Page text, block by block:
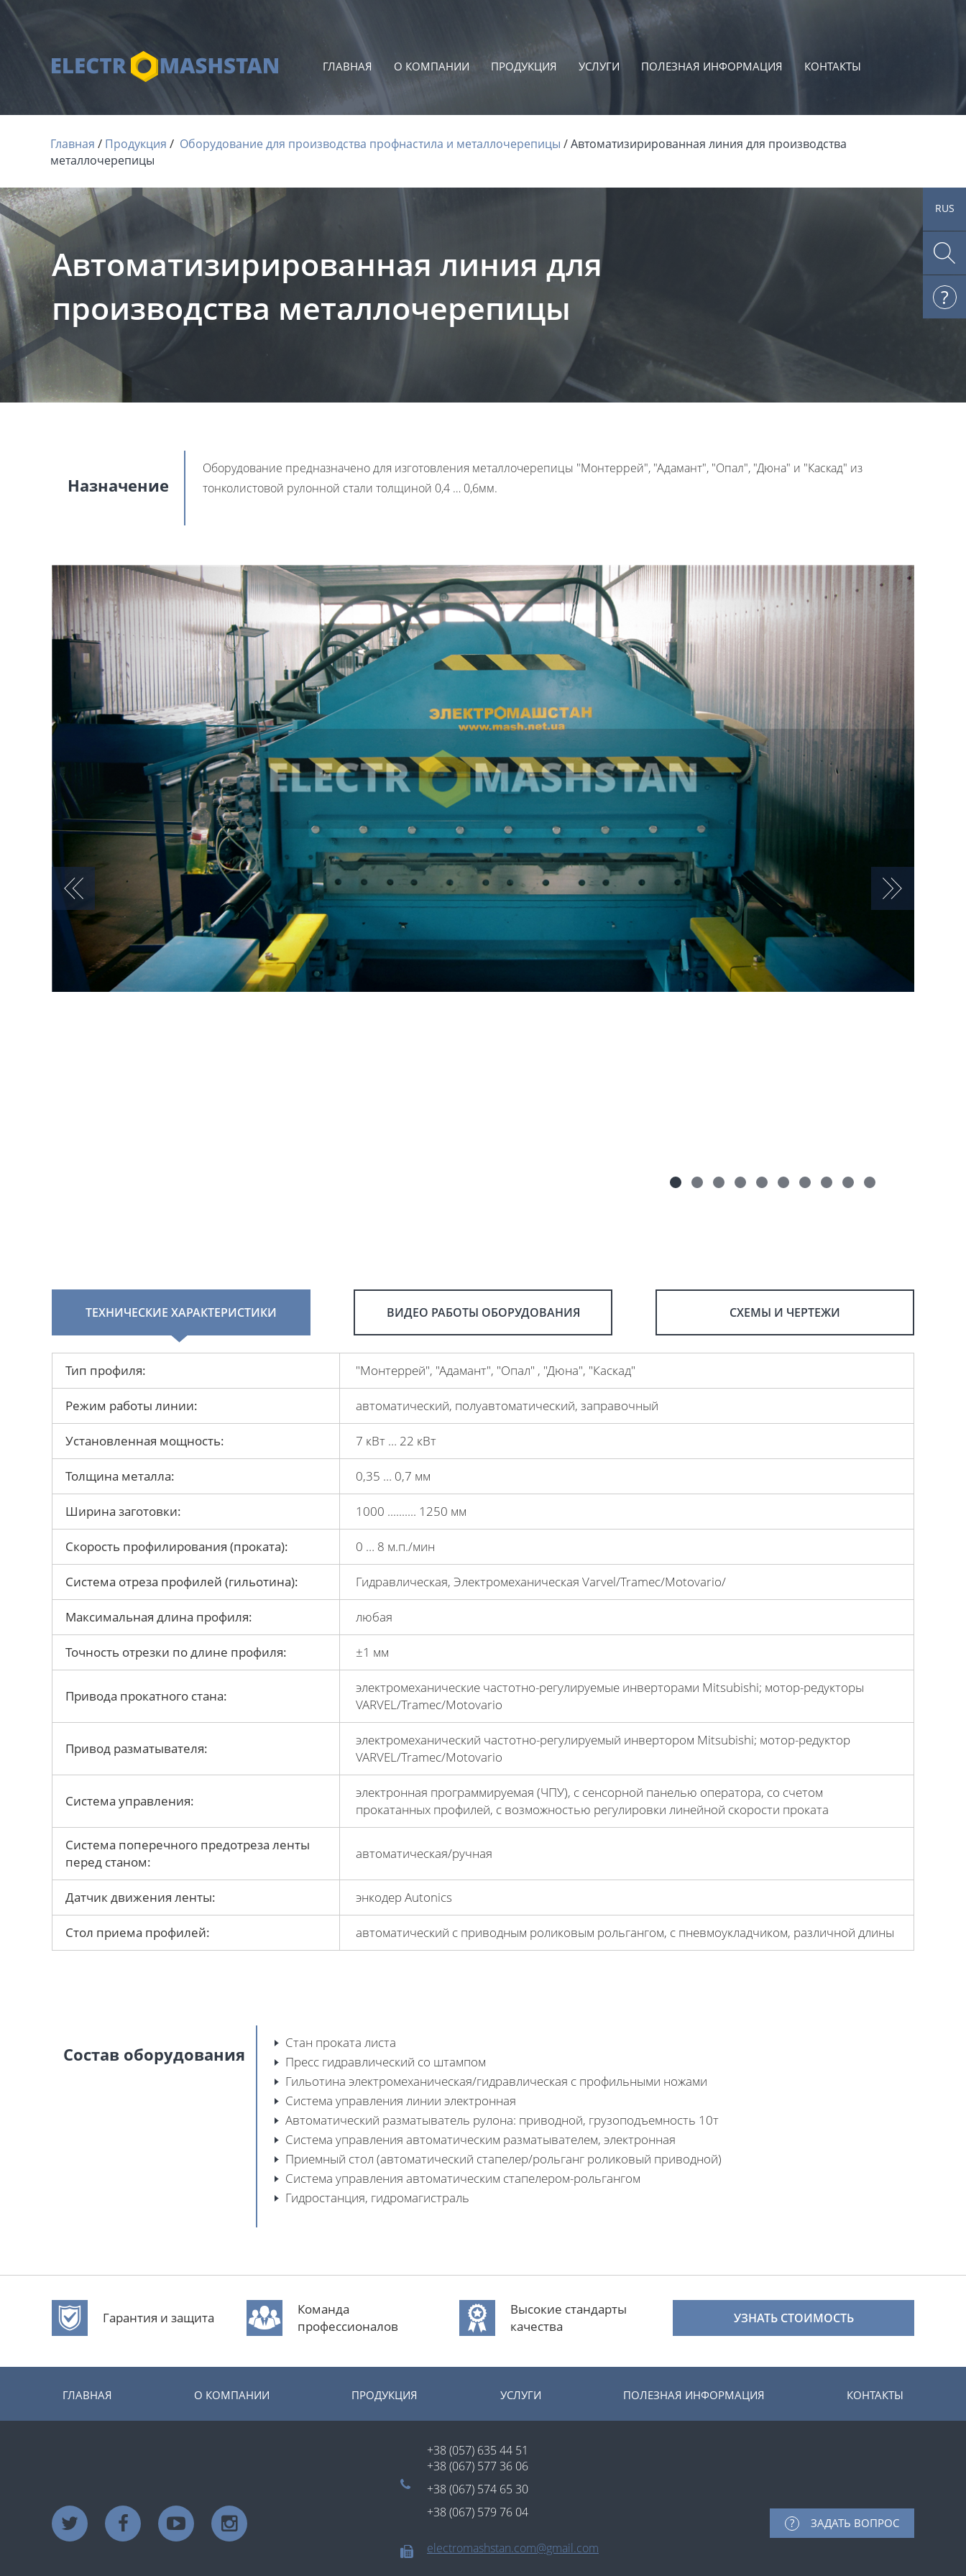
RUS
ГЛАВНАЯ О КОМПАНИИ ПРОДУКЦИЯ УСЛУГИ ПОЛЕЗНАЯ ИНФОРМАЦИЯ КОНТАКТЫ
Главная / Продукция / Оборудование для производства профнастила и металлочерепицы
Автоматизирированная линия для производства
металлочерепицы
Автоматизирированная линия для
производства металлочерепицы
Назначение
Оборудование предназначено для изготовления металлочерепицы "Монтеррей", "Адамант", "Опал", "Дюна" и "Каскад" из
тонколистовой рулонной стали толщиной 0,4 … 0,6мм.
ТЕХНИЧЕСКИЕ ХАРАКТЕРИСТИКИ ВИДЕО РАБОТЫ ОБОРУДОВАНИЯ СХЕМЫ И ЧЕРТЕЖИ
Тип профиля: "Монтеррей", "Адамант", "Опал" , "Дюна", "Каскад"
Режим работы линии: автоматический, полуавтоматический, заправочный
Установленная мощность: 7 кВт … 22 кВт
Толщина металла: 0,35 … 0,7 мм
Ширина заготовки: 1000 .......... 1250 мм
Скорость профилирования (проката): 0 … 8 м.п./мин
Система отреза профилей (гильотина): Гидравлическая, Электромеханическая Varvel/Tramec/Motovario/
Максимальная длина профиля: любая
Точность отрезки по длине профиля: ±1 мм
Привода прокатного стана:
электромеханические частотно-регулируемые инверторами Mitsubishi; мотор-редукторы
VARVEL/Tramec/Motovario
Привод разматывателя:
электромеханический частотно-регулируемый инвертором Mitsubishi; мотор-редуктор
VARVEL/Tramec/Motovario
Система управления:
электронная программируемая (ЧПУ), с сенсорной панелью оператора, со счетом
прокатанных профилей, с возможностью регулировки линейной скорости проката
Система поперечного предотреза ленты
перед станом:
автоматическая/ручная
Датчик движения ленты: энкодер Autonics
Стол приема профилей: автоматический с приводным роликовым рольгангом, с пневмоукладчиком, различной длины
Состав оборудования
Стан проката листа
Пресс гидравлический со штампом
Гильотина электромеханическая/гидравлическая с профильными ножами
Система управления линии электронная
Автоматический разматыватель рулона: приводной, грузоподъемность 10т
Система управления автоматическим разматывателем, электронная
Приемный стол (автоматический стапелер/рольганг роликовый приводной)
Система управления автоматическим стапелером-рольгангом
Гидростанция, гидромагистраль
Гарантия и защита
Команда
профессионалов
Высокие стандарты
качества
УЗНАТЬ СТОИМОСТЬ
ГЛАВНАЯ О КОМПАНИИ ПРОДУКЦИЯ УСЛУГИ ПОЛЕЗНАЯ ИНФОРМАЦИЯ КОНТАКТЫ
+38 (057) 635 44 51
+38 (067) 577 36 06
+38 (067) 574 65 30
+38 (067) 579 76 04
electromashstan.com@gmail.com
ЗАДАТЬ ВОПРОС